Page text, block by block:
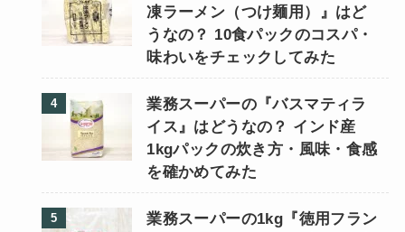
凍ラーメン（つけ麺用）』はど
うなの？ 10食パックのコスパ・
味わいをチェックしてみた
業務スーパーの『バスマティラ
イス』はどうなの？ インド産
1kgパックの炊き方・風味・食感
を確かめてみた
業務スーパーの1kg『徳用フラン